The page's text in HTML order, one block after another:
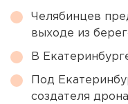
Челябинцев
выходе из
В
Под
создателя